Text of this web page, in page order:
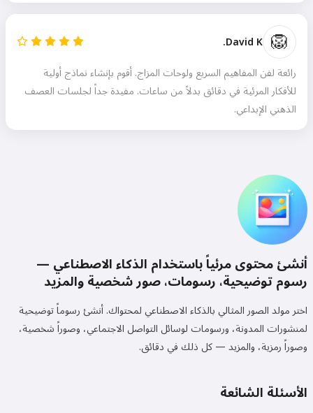
🦁
David K.
رائعة لفن المفاهيم السريع ولوحات المزاج. أقوم بإنشاء نماذج أولية
للأفكار المرئية في دقائق بدلاً من ساعات. مفيدة جداً لجلسات العصف
الذهني الإبداعي.
أنشئ محتوى مرئياً باستخدام الذكاء الاصطناعي —
رسوم توضيحية، رسومات، صور شخصية والمزيد
اختر مولد الصور المثالي بالذكاء الاصطناعي لمحتواك. أنشئ رسوماً توضيحية
لمنشورات المدونة، ورسومات لوسائل التواصل الاجتماعي، وصوراً شخصية،
وصوراً رمزية، والمزيد — كل ذلك في دقائق.
الأسئلة الشائعة